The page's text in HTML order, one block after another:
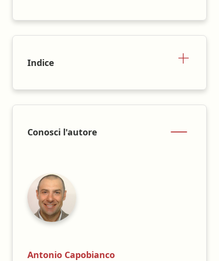
Indice
Conosci l'autore
Antonio Capobianco